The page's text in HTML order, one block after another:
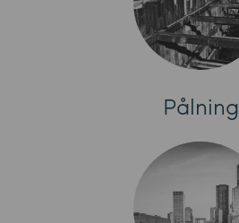
Pålning